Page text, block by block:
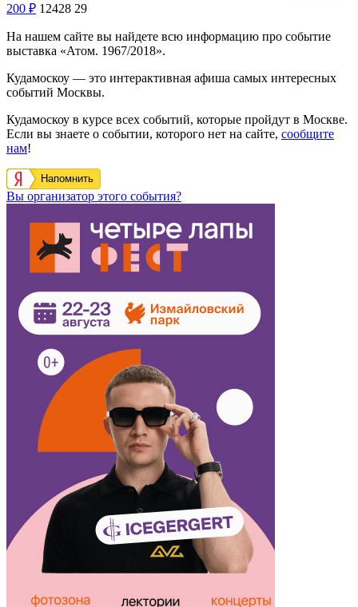
200 ₽ 12428 29
На нашем сайте вы найдете всю информацию про событие
выставка «Атом. 1967/2018».
Кудамоскоу — это интерактивная афиша самых интересных
событий Москвы.
Кудамоскоу в курсе всех событий, которые пройдут в Москве.
Если вы знаете о событии, которого нет на сайте, сообщите
нам!
Напомнить
Вы организатор этого события?